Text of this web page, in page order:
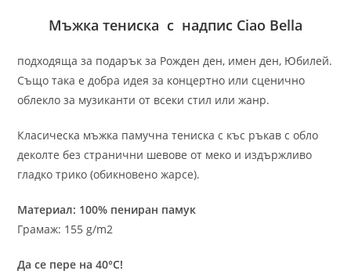
Мъжка тениска с надпис Ciao Bella
подходяща за подарък за Рожден ден, имен ден, Юбилей.
Също така е добра идея за концертно или сценично
облекло за музиканти от всеки стил или жанр.
Класическа мъжка памучна тениска с къс ръкав с обло
деколте без странични шевове от меко и издържливо
гладко трико (обикновено жарсе).
Материал: 100% пениран памук
Грамаж: 155 g/m2
Да се пере на 40°C!